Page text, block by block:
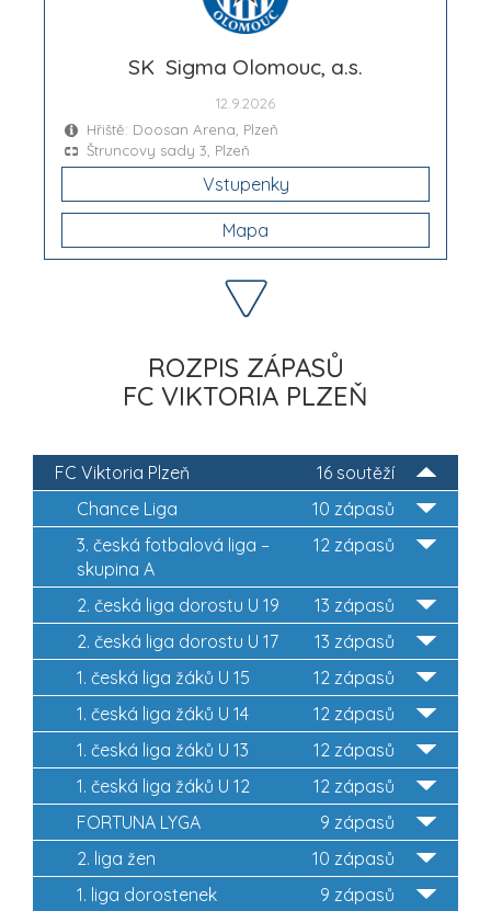
SK Sigma Olomouc, a.s.
12.9.2026
Hřiště: Doosan Arena, Plzeň
Štruncovy sady 3, Plzeň
Vstupenky
Mapa
ROZPIS ZÁPASŮ
FC VIKTORIA PLZEŇ
16 soutěží
FC Viktoria Plzeň
10 zápasů
Chance Liga
12 zápasů
3. česká fotbalová liga –
skupina A
13 zápasů
2. česká liga dorostu U 19
13 zápasů
2. česká liga dorostu U 17
12 zápasů
1. česká liga žáků U 15
12 zápasů
1. česká liga žáků U 14
12 zápasů
1. česká liga žáků U 13
12 zápasů
1. česká liga žáků U 12
9 zápasů
FORTUNA LYGA
10 zápasů
2. liga žen
9 zápasů
1. liga dorostenek